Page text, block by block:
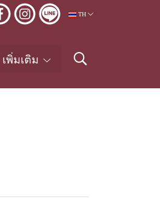
TH
เพิ่มเติม